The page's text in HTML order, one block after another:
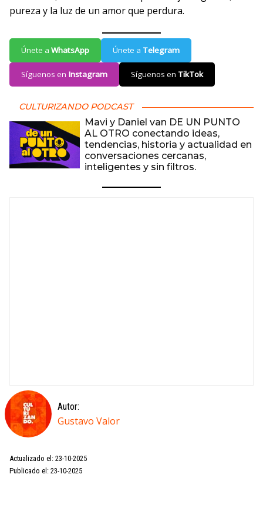
pureza y la luz de un amor que perdura.
Únete a WhatsApp Únete a Telegram
Síguenos en Instagram Síguenos en TikTok
CULTURIZANDO PODCAST
Mavi y Daniel van DE UN PUNTO
AL OTRO conectando ideas,
tendencias, historia y actualidad en
conversaciones cercanas,
inteligentes y sin filtros.
Autor:
Gustavo Valor
Actualizado el: 23-10-2025
Publicado el: 23-10-2025